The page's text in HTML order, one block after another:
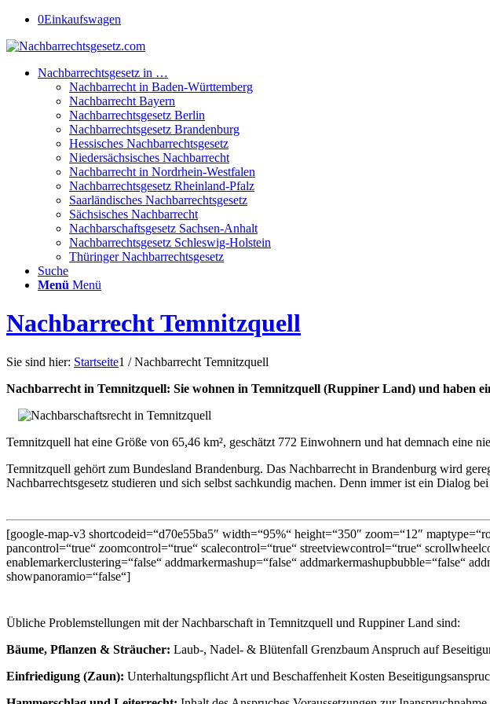
0Einkaufswagen
Nachbarrechtsgesetz in …
Nachbarrecht in Baden-Württemberg
Nachbarrecht Bayern
Nachbarrechtsgesetz Berlin
Nachbarrechtsgesetz Brandenburg
Hessisches Nachbarrechtsgesetz
Niedersächsisches Nachbarrecht
Nachbarrecht in Nordrhein-Westfalen
Nachbarrechtsgesetz Rheinland-Pfalz
Saarländisches Nachbarrechtsgesetz
Sächsisches Nachbarrecht
Nachbarschaftsgesetz Sachsen-Anhalt
Nachbarrechtsgesetz Schleswig-Holstein
Thüringer Nachbarrechtsgesetz
Suche
Menü Menü
Nachbarrecht Temnitzquell
Sie sind hier: Startseite1 / Nachbarrecht Temnitzquell
Nachbarrecht in Temnitzquell: Sie wohnen in Temnitzquell (Ruppiner Land) und haben
Temnitzquell hat eine Größe von 65,46 km², geschätzt 772 Einwohnern und hat demnach eine
Temnitzquell gehört zum Bundesland Brandenburg. Das Nachbarrecht in Brandenburg wird
Nachbarrechtsgesetz studieren und sich selbst sachkundig machen. Denn immer ist ein Dialog
[google-map-v3 shortcodeid=“d70e55ba5″ width=“95%“ height=“350″ zoom=“12″
pancontrol=“true“ zoomcontrol=“true“ scalecontrol=“true“ streetviewcontrol=“true“
enablemarkerclustering=“false“ addmarkermashup=“false“ addmarkermashupbubble=“false“
showpanoramio=“false“]
Übliche Problemstellungen mit der Nachbarschaft in Temnitzquell und Ruppiner Land sind:
Bäume, Pflanzen & Sträucher: Laub-, Nadel- & Blütenfall Grenzbaum Anspruch auf
Einfriedigung (Zaun): Unterhaltungspflicht Art und Beschaffenheit Kosten